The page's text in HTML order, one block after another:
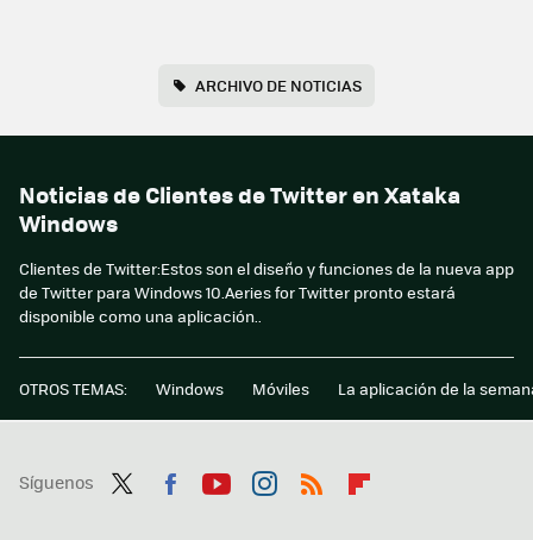
ARCHIVO DE NOTICIAS
Noticias de Clientes de Twitter en Xataka
Windows
Clientes de Twitter:Estos son el diseño y funciones de la nueva app
de Twitter para Windows 10.Aeries for Twitter pronto estará
disponible como una aplicación..
OTROS TEMAS: Windows Móviles La aplicación de la
Síguenos